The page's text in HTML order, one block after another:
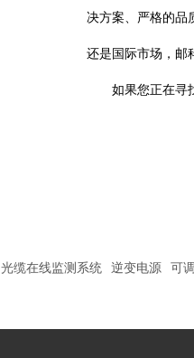
决方案、严格的品
还是国际市场，邮
如果您正在寻
光缆在线监测系统 逆变电源 可